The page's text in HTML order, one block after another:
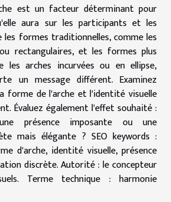
est un facteur déterminant pour
aura sur les participants et les
les formes traditionnelles, comme les
rectangulaires, et les formes plus
les arches incurvées ou en ellipse,
un message différent. Examinez
forme de l'arche et l'identité visuelle
Évaluez également l'effet souhaité :
présence imposante ou une
mais élégante ? SEO keywords :
d'arche, identité visuelle, présence
discrète. Autorité : le concepteur
Terme technique : harmonie